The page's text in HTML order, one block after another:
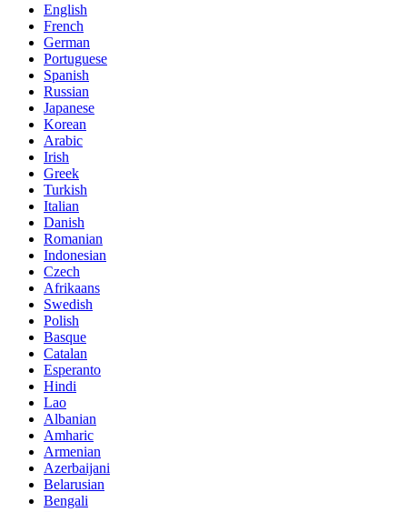
English
French
German
Portuguese
Spanish
Russian
Japanese
Korean
Arabic
Irish
Greek
Turkish
Italian
Danish
Romanian
Indonesian
Czech
Afrikaans
Swedish
Polish
Basque
Catalan
Esperanto
Hindi
Lao
Albanian
Amharic
Armenian
Azerbaijani
Belarusian
Bengali